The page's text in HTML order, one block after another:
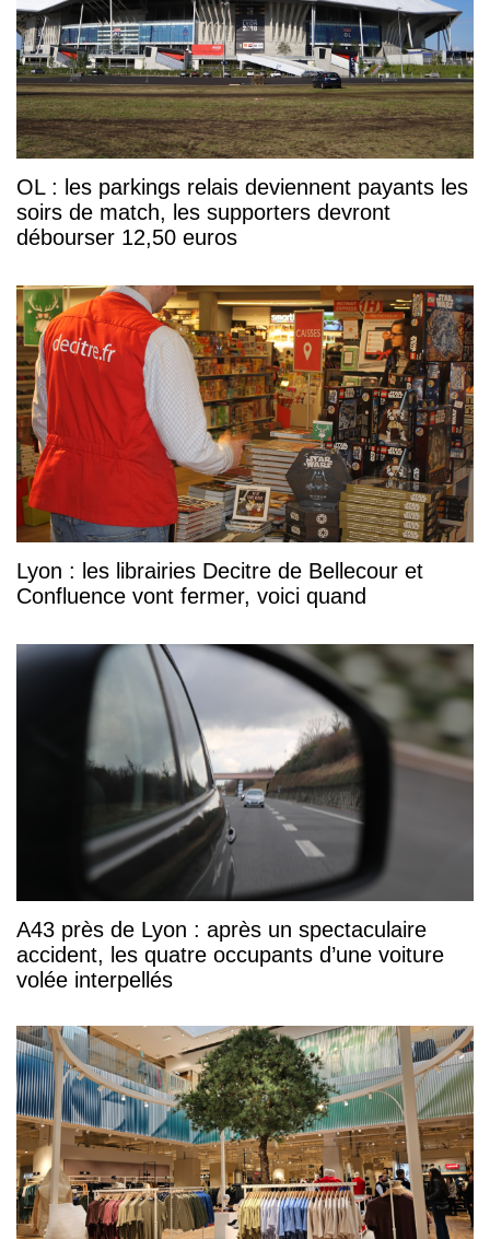
OL : les parkings relais deviennent payants les
soirs de match, les supporters devront
débourser 12,50 euros
Lyon : les librairies Decitre de Bellecour et
Confluence vont fermer, voici quand
A43 près de Lyon : après un spectaculaire
accident, les quatre occupants d’une voiture
volée interpellés